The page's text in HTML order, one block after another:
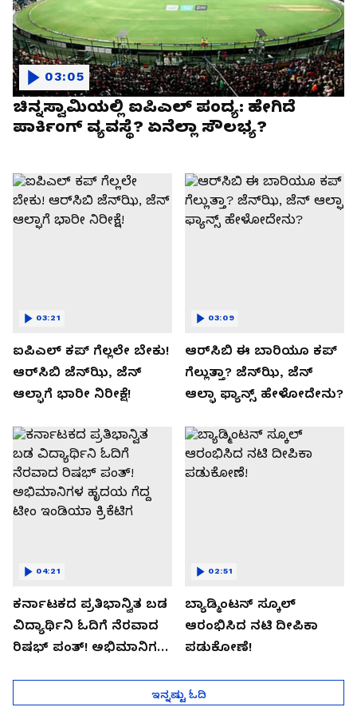
ಚಿನ್ನಸ್ವಾಮಿಯಲ್ಲಿ ಐಪಿಎಲ್‌ ಪಂದ್ಯ: ಹೇಗಿದೆ
ಪಾರ್ಕಿಂಗ್ ವ್ಯವಸ್ಥೆ? ಏನೆಲ್ಲಾ ಸೌಲಭ್ಯ?
03:05
ಐಪಿಎಲ್ ಕಪ್‌ ಗೆಲ್ಲಲೇ ಬೇಕು!
ಆರ್‌ಸಿಬಿ ಜೆನ್‌ಝಿ, ಜೆನ್‌
ಆಲ್ಫಾಗೆ ಭಾರೀ ನಿರೀಕ್ಷೆ!
03:21
ಆರ್‌ಸಿಬಿ ಈ ಬಾರಿಯೂ ಕಪ್‌
ಗೆಲ್ಲುತ್ತಾ? ಜೆನ್‌ಝಿ, ಜೆನ್‌
ಆಲ್ಫಾ ಫ್ಯಾನ್ಸ್ ಹೇಳೋದೇನು?
03:09
ಕರ್ನಾಟಕದ ಪ್ರತಿಭಾನ್ವಿತ ಬಡ
ವಿದ್ಯಾರ್ಥಿನಿ ಓದಿಗೆ ನೆರವಾದ
ರಿಷಭ್ ಪಂತ್! ಅಭಿಮಾನಿಗಳ
04:21
ಬ್ಯಾಡ್ಮಿಂಟನ್ ಸ್ಕೂಲ್​
ಆರಂಭಿಸಿದ ನಟಿ ದೀಪಿಕಾ
ಪಡುಕೋಣೆ!
02:51
ಇನ್ನಷ್ಟು ಓದಿ